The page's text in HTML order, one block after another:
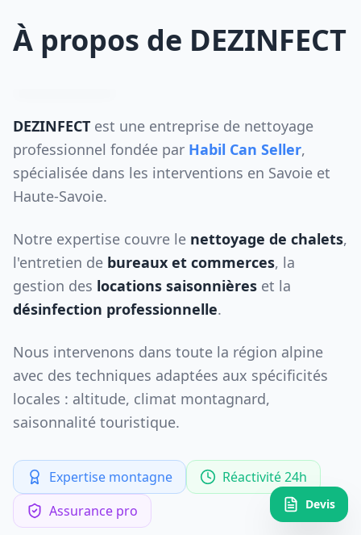
À propos de DEZINFECT
DEZINFECT est une entreprise de nettoyage
professionnel fondée par Habil Can Seller,
spécialisée dans les interventions en Savoie et
Haute-Savoie.
Notre expertise couvre le nettoyage de chalets,
l'entretien de bureaux et commerces, la
gestion des locations saisonnières et la
désinfection professionnelle.
Nous intervenons dans toute la région alpine
avec des techniques adaptées aux spécificités
locales : altitude, climat montagnard,
saisonnalité touristique.
Expertise montagne
Réactivité 24h
Assurance pro
Devis